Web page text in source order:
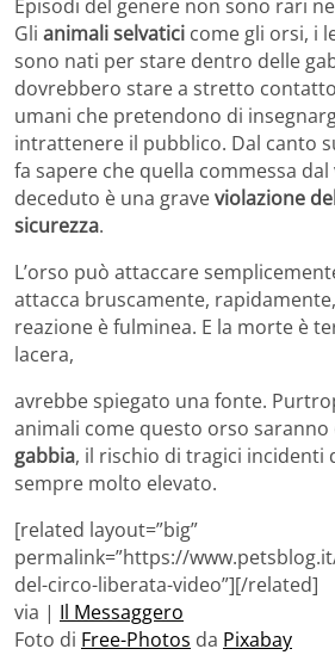
Episodi del genere non sono rari
Gli animali selvatici come gli orsi, i
sono nati per stare dentro delle
dovrebbero stare a stretto
umani che pretendono di
intrattenere il pubblico. Dal canto
fa sapere che quella commessa
deceduto è una graveviolazione
sicurezza.
L’orso può attaccare
attacca bruscamente,
reazione è fulminea. E la morte è
lacera,
avrebbe spiegato una fonte.
animali come questo orso saranno
gabbia, il rischio di tragici incidenti
sempre molto elevato.
[related layout=”big”
permalink=”https://
del-circo-liberata-video”][/related]
via | Il Messaggero
Foto di Free-Photos da Pixabay